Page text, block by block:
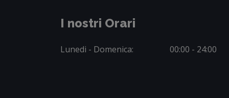
I nostri Orari
Lunedi - Domenica: 00:00 - 24:00